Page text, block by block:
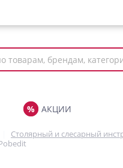
АКЦИИ
Столярный и слесарный